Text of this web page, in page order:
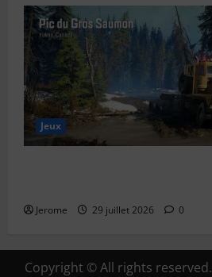
Jeux
Jerome 29 juillet 2026 0
Copyright © All rights reserved.